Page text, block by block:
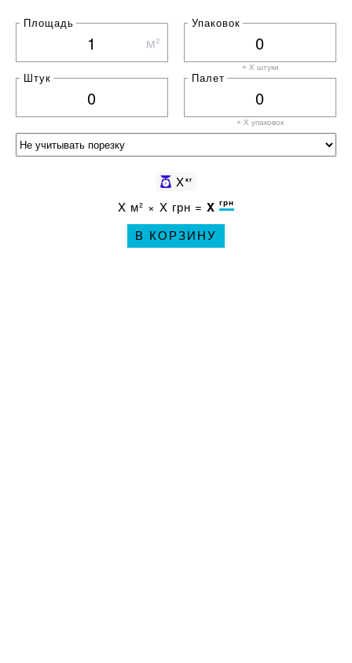
Площадь
м²
Упаковок
+ X штуки
Штук Палет
+ X упаковок
Xкг
X м² × X грн = X грн
В КОРЗИНУ